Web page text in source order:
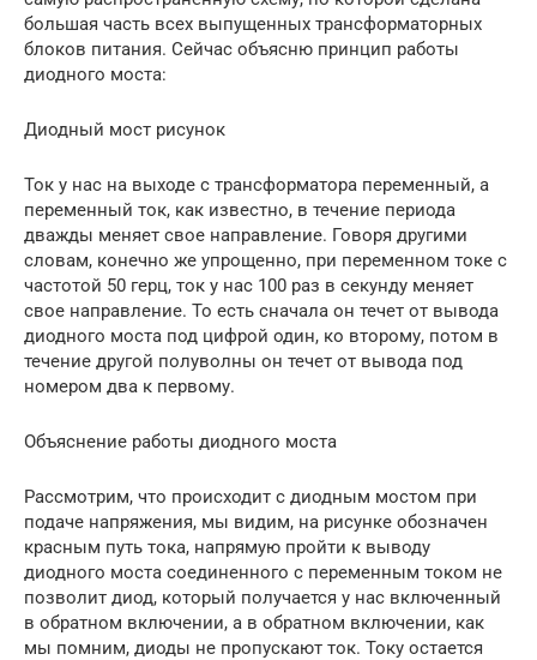
большая часть всех выпущенных трансформаторных
блоков питания. Сейчас объясню принцип работы
диодного моста:
Диодный мост рисунок
Ток у нас на выходе с трансформатора переменный, а
переменный ток, как известно, в течение периода
дважды меняет свое направление. Говоря другими
словам, конечно же упрощенно, при переменном токе с
частотой 50 герц, ток у нас 100 раз в секунду меняет
свое направление. То есть сначала он течет от вывода
диодного моста под цифрой один, ко второму, потом в
течение другой полуволны он течет от вывода под
номером два к первому.
Объяснение работы диодного моста
Рассмотрим, что происходит с диодным мостом при
подаче напряжения, мы видим, на рисунке обозначен
красным путь тока, напрямую пройти к выводу
диодного моста соединенного с переменным током не
позволит диод, который получается у нас включенный
в обратном включении, а в обратном включении, как
мы помним, диоды не пропускают ток. Току остается